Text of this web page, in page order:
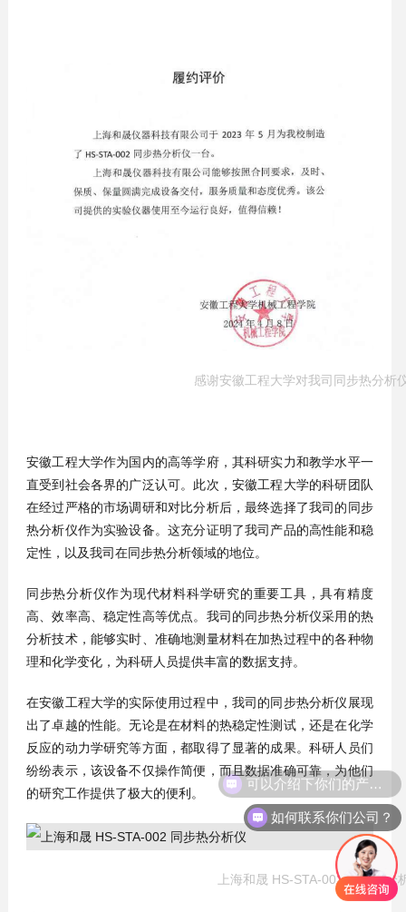
感谢安徽工程大学对我司同步热分析
安徽工程大学作为国内的高等学府，其科研实力和教学水平一
直受到社会各界的广泛认可。此次，安徽工程大学的科研团队
在经过严格的市场调研和对比分析后，最终选择了我司的同步
热分析仪作为实验设备。这充分证明了我司产品的高性能和稳
定性，以及我司在同步热分析领域的地位。
同步热分析仪作为现代材料科学研究的重要工具，具有精度
高、效率高、稳定性高等优点。我司的同步热分析仪采用的热
分析技术，能够实时、准确地测量材料在加热过程中的各种物
理和化学变化，为科研人员提供丰富的数据支持。
在安徽工程大学的实际使用过程中，我司的同步热分析仪展现
出了卓越的性能。无论是在材料的热稳定性测试，还是在化学
反应的动力学研究等方面，都取得了显著的成果。科研人员们
纷纷表示，该设备不仅操作简便，而且数据准确可靠，为他们
的研究工作提供了极大的便利。
上海和晟 HS-STA-002 同步热分
可以介绍下你们的产品么？
如何联系你们公司？